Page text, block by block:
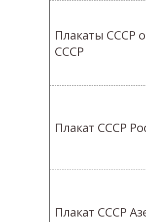
Плакаты СССР
СССР
Плакат СССР
Плакат СССР